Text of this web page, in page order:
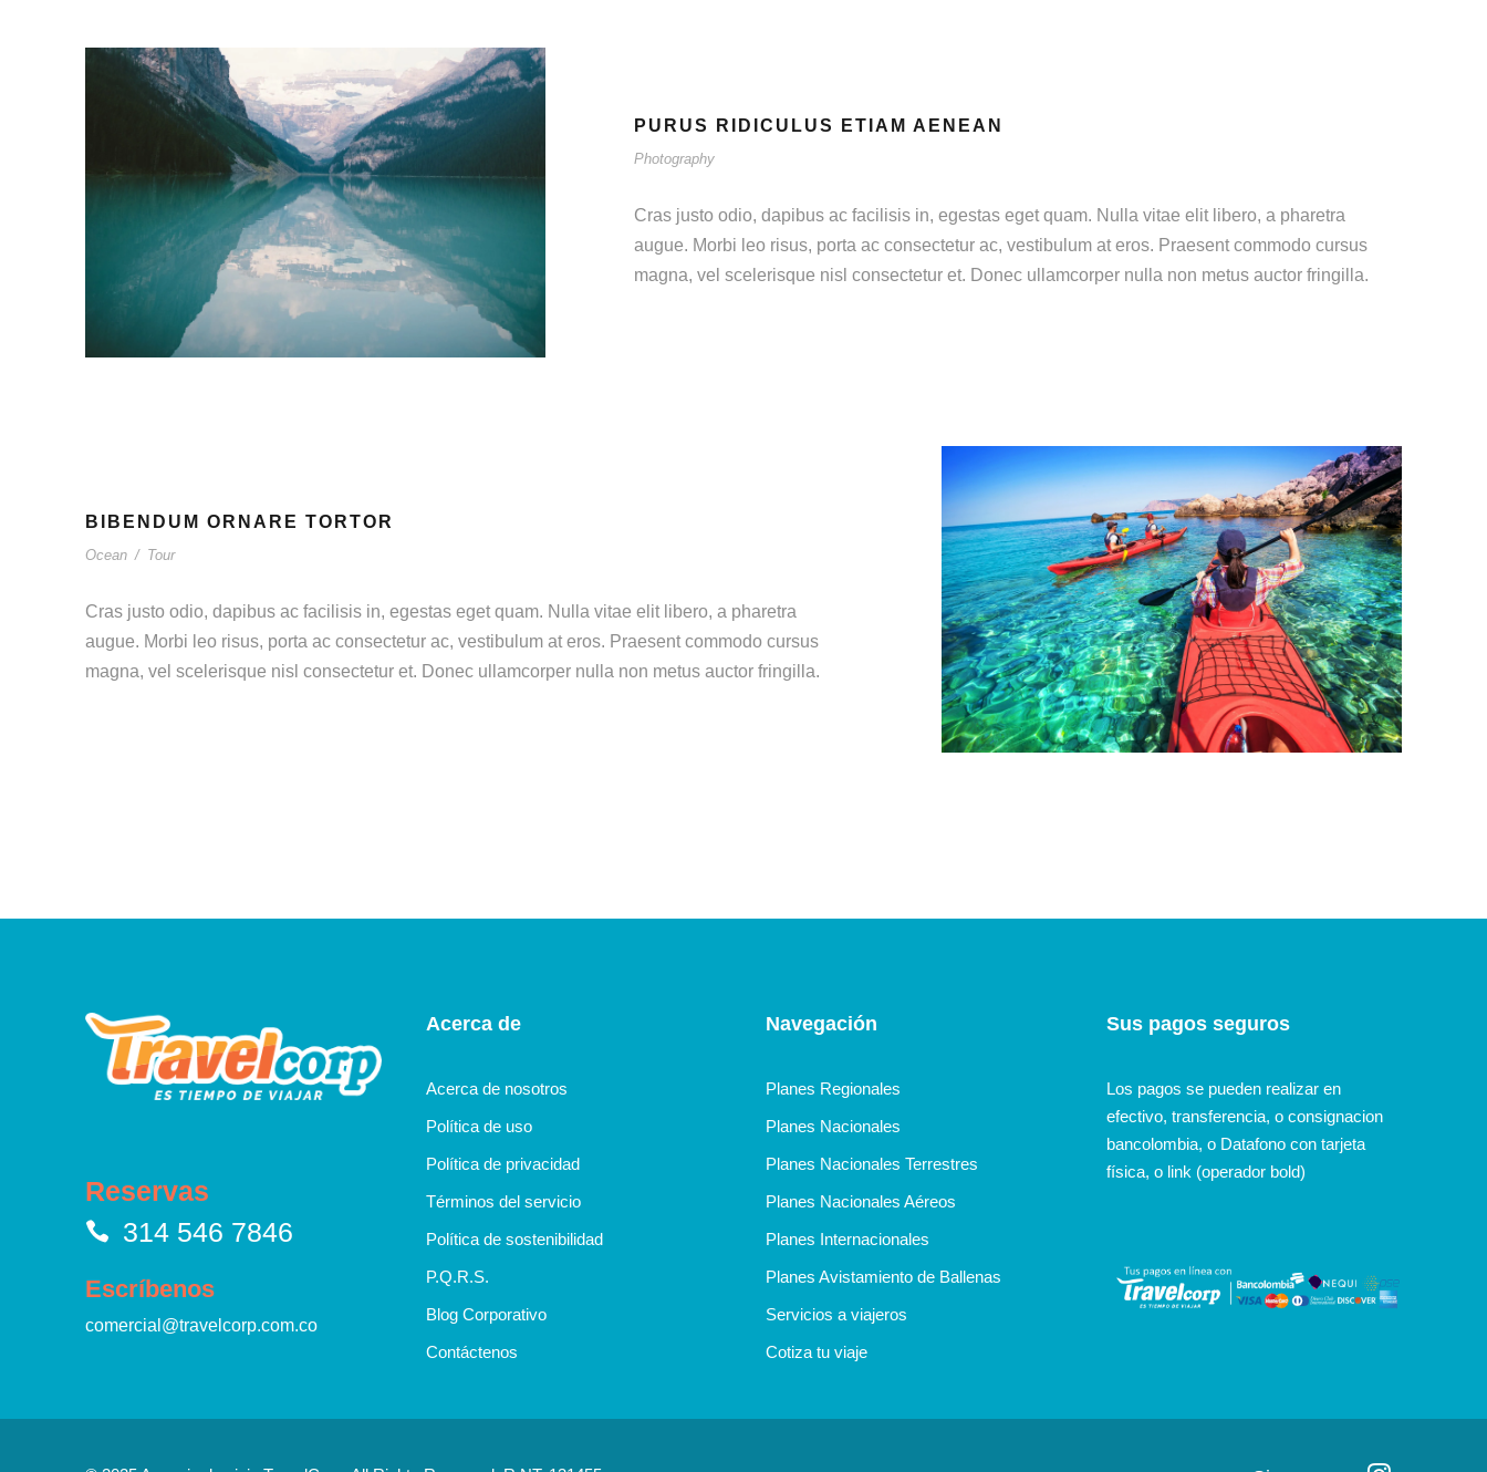
PURUS RIDICULUS ETIAM AENEAN
Photography
Cras justo odio, dapibus ac facilisis in, egestas eget quam. Nulla vitae elit libero, a pharetra
augue. Morbi leo risus, porta ac consectetur ac, vestibulum at eros. Praesent commodo cursus
magna, vel scelerisque nisl consectetur et. Donec ullamcorper nulla non metus auctor fringilla.
BIBENDUM ORNARE TORTOR
Ocean / Tour
Cras justo odio, dapibus ac facilisis in, egestas eget quam. Nulla vitae elit libero, a pharetra
augue. Morbi leo risus, porta ac consectetur ac, vestibulum at eros. Praesent commodo cursus
magna, vel scelerisque nisl consectetur et. Donec ullamcorper nulla non metus auctor fringilla.
Reservas
314 546 7846
Escríbenos
comercial@travelcorp.com.co
Acerca de
Acerca de nosotros
Política de uso
Política de privacidad
Términos del servicio
Política de sostenibilidad
P.Q.R.S.
Blog Corporativo
Contáctenos
Navegación
Planes Regionales
Planes Nacionales
Planes Nacionales Terrestres
Planes Nacionales Aéreos
Planes Internacionales
Planes Avistamiento de Ballenas
Servicios a viajeros
Cotiza tu viaje
Sus pagos seguros
Los pagos se pueden realizar en
efectivo, transferencia, o consignacion
bancolombia, o Datafono con tarjeta
física, o link (operador bold)